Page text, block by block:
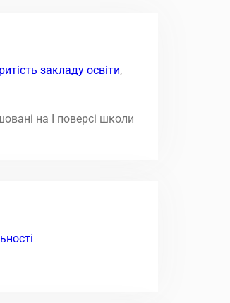
закладу освіти,
на І поверсі школи